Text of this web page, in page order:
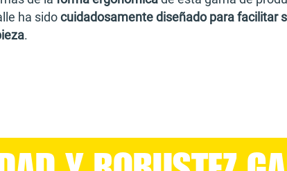
ha sido cuidadosamente diseñado para facilitar
.